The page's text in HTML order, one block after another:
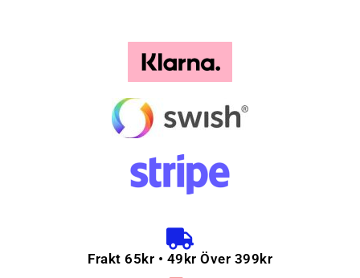
Frakt 65kr • 49kr Över 399kr